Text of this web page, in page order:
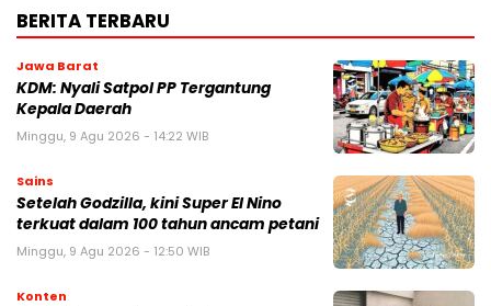
BERITA TERBARU
Jawa Barat
KDM: Nyali Satpol PP Tergantung
Kepala Daerah
Minggu, 9 Agu 2026 - 14:22 WIB
Sains
Setelah Godzilla, kini Super El Nino
terkuat dalam 100 tahun ancam petani
Minggu, 9 Agu 2026 - 12:50 WIB
Konten